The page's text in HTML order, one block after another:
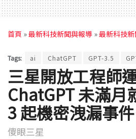
首頁 »最新科技新聞與報導 »最新科技
Tags: ai ChatGPT GPT-3.5
三星開放工程師
ChatGPT 未滿月
3 起機密洩漏事
傻眼三星